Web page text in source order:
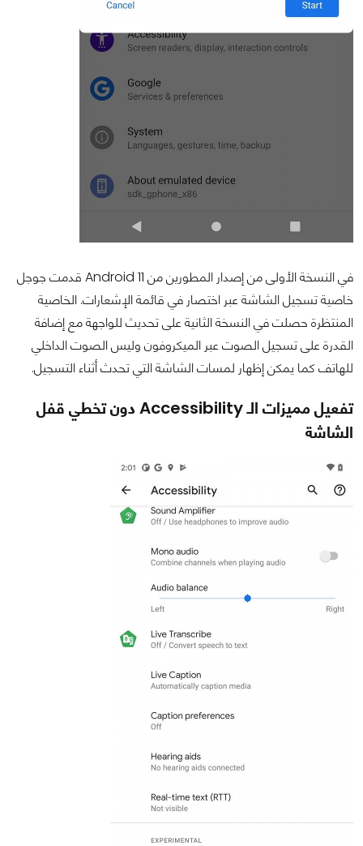
في النسخة الأولى من إصدار المطورين من Android 11 قدمت جوجل
خاصية تسجيل الشاشة عبر اختصار في قائمة الإشعارات. الخاصية
المنتظرة حصلت في النسخة الثانية على تحديث للواجهة مع إضافة
القدرة على تسجيل الصوت عبر الميكروفون وليس الصوت الداخلي
للهاتف كما يمكن إظهار لمسات الشاشة التي تحدث أثناء التسجيل.
تفعيل مميزات الـ Accessibility دون تخطي قفل
الشاشة